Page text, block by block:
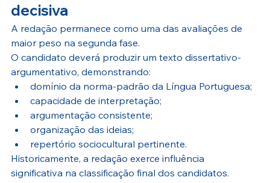
decisiva
A redação permanece como uma das avaliações de
maior peso na segunda fase.
O candidato deverá produzir um texto dissertativo-
argumentativo, demonstrando:
domínio da norma-padrão da Língua Portuguesa;
capacidade de interpretação;
argumentação consistente;
organização das ideias;
repertório sociocultural pertinente.
Historicamente, a redação exerce influência
significativa na classificação final dos candidatos.